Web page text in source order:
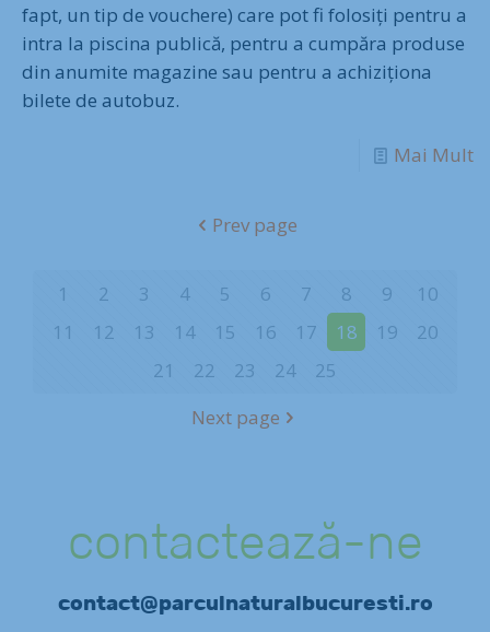
fapt, un tip de vouchere) care pot fi folosiți pentru a
intra la piscina publică, pentru a cumpăra produse
din anumite magazine sau pentru a achiziționa
bilete de autobuz.
Mai Mult
Prev page
1 2 3 4 5 6 7 8 9
10
11
12 13 14 15 16 17 18 19
20
21
22 23 24
25
Next page
contactează-ne
contact@parculnaturalbucuresti.ro